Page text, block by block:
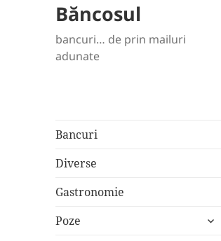
Băncosul
bancuri… de prin mailuri
adunate
Bancuri
Diverse
Gastronomie
Poze